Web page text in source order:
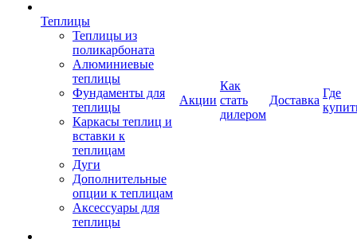
Теплицы
Теплицы из
поликарбоната
Алюминиевые
теплицы
Фундаменты для
теплицы
Каркасы теплиц и
вставки к
теплицам
Дуги
Дополнительные
опции к теплицам
Аксессуары для
теплицы
Акции
Как
стать
дилером
Доставка
Где